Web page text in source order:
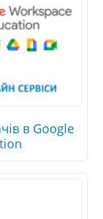
в Google